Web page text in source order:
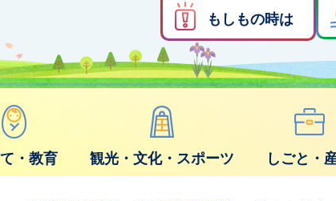
もしもの時は
・教育 観光・文化・スポーツ しごと・